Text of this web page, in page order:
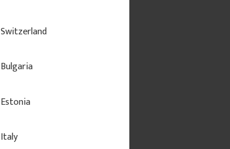
Switzerland
Bulgaria
Estonia
Italy